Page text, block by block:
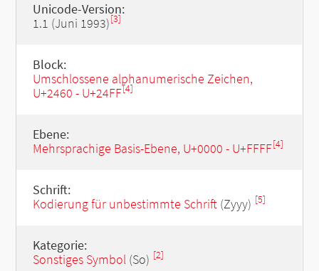
Unicode-Version:
1.1 (Juni 1993)[3]
Block:
Umschlossene alphanumerische Zeichen,
U+2460 - U+24FF[4]
Ebene:
Mehrsprachige Basis-Ebene, U+0000 - U+FFFF[4]
Schrift:
Kodierung für unbestimmte Schrift(Zyyy) [5]
Kategorie:
Sonstiges Symbol(So) [2]